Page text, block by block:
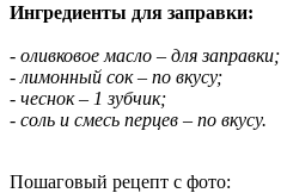
Ингредиенты для заправки:
- оливковое масло – для заправки;
- лимонный сок – по вкусу;
- чеснок – 1 зубчик;
- соль и смесь перцев – по вкусу.
Пошаговый рецепт с фото: